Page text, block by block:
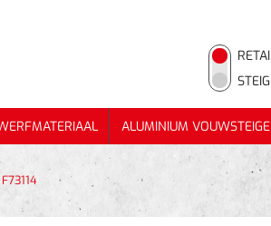
ALUMINIUM
ALUMINIUM
F73114